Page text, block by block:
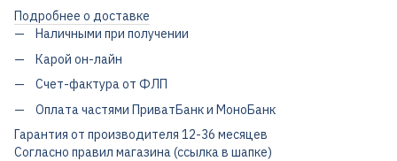
Подробнее о доставке
Наличными при получении
Карой он-лайн
Счет-фактура от ФЛП
Оплата частями ПриватБанк и МоноБанк
Гарантия от производителя 12-36 месяцев
Согласно правил магазина (ссылка в шапке)